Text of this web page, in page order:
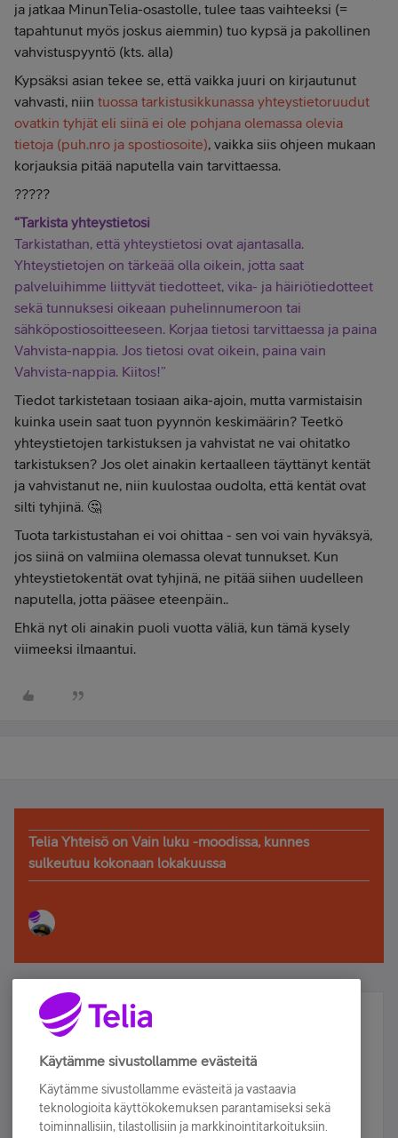
ja jatkaa MinunTelia-osastolle, tulee taas vaihteeksi (=
tapahtunut myös joskus aiemmin) tuo kypsä ja pakollinen
vahvistuspyyntö (kts. alla)
Kypsäksi asian tekee se, että vaikka juuri on kirjautunut
vahvasti, niin tuossa tarkistusikkunassa yhteystietoruudut
ovatkin tyhjät eli siinä ei ole pohjana olemassa olevia
tietoja (puh.nro ja spostiosoite), vaikka siis ohjeen mukaan
korjauksia pitää naputella vain tarvittaessa.
?????
“Tarkista yhteystietosi
Tarkistathan, että yhteystietosi ovat ajantasalla.
Yhteystietojen on tärkeää olla oikein, jotta saat
palveluihimme liittyvät tiedotteet, vika- ja häiriötiedotteet
sekä tunnuksesi oikeaan puhelinnumeroon tai
sähköpostiosoitteeseen. Korjaa tietosi tarvittaessa ja paina
Vahvista-nappia. Jos tietosi ovat oikein, paina vain
Vahvista-nappia. Kiitos!”
Tiedot tarkistetaan tosiaan aika-ajoin, mutta varmistaisin
kuinka usein saat tuon pyynnön keskimäärin? Teetkö
yhteystietojen tarkistuksen ja vahvistat ne vai ohitatko
tarkistuksen? Jos olet ainakin kertaalleen täyttänyt kentät
ja vahvistanut ne, niin kuulostaa oudolta, että kentät ovat
silti tyhjinä. 🤔
Tuota tarkistustahan ei voi ohittaa - sen voi vain hyväksyä,
jos siinä on valmiina olemassa olevat tunnukset. Kun
yhteystietokentät ovat tyhjinä, ne pitää siihen uudelleen
naputella, jotta pääsee eteenpäin..
Ehkä nyt oli ainakin puoli vuotta väliä, kun tämä kysely
viimeeksi ilmaantui.
Telia Yhteisö on Vain luku -moodissa, kunnes
sulkeutuu kokonaan lokakuussa
Älä jää paitsi – osallistu ja voita!
Tilaa Telian uutiskirje ja olet mukana arvonnassa.
sähköpostiisi.
Käytämme sivustollamme evästeitä
Käytämme sivustollamme evästeitä ja vastaavia
teknologioita käyttökokemuksen parantamiseksi sekä
toiminnallisiin, tilastollisiin ja markkinointitarkoituksiin.